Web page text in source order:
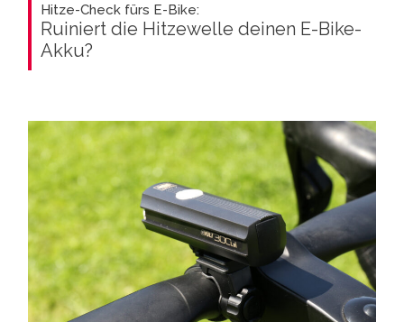
Hitze-Check fürs E-Bike:
Ruiniert die Hitzewelle deinen E-Bike-
Akku?